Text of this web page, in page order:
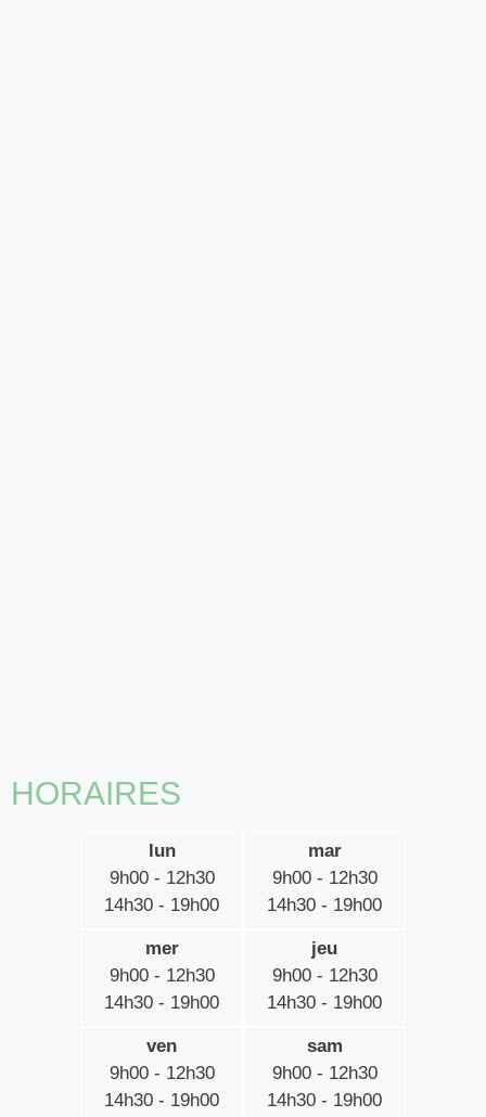
HORAIRES
lun
9h00 - 12h30
14h30 - 19h00
mar
9h00 - 12h30
14h30 - 19h00
mer
9h00 - 12h30
14h30 - 19h00
jeu
9h00 - 12h30
14h30 - 19h00
ven
9h00 - 12h30
14h30 - 19h00
sam
9h00 - 12h30
14h30 - 19h00